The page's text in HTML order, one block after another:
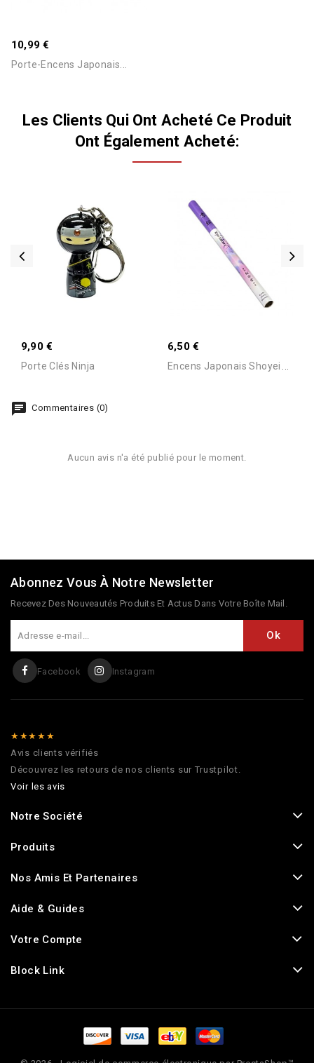
10,99 €
Porte-Encens Japonais...
Les Clients Qui Ont Acheté Ce Produit
Ont Également Acheté:
9,90 €
Porte Clés Ninja
Consulter Pour Connaitre
6,50 €
E
Ncens Japonais Shoyeido...
Commentaires (0)
Aucun avis n'a été publié pour le moment.
Abonnez Vous À Notre Newsletter
Recevez Des Nouveautés Produits Et Actus Dans Votre Boîte Mail.
Facebook Instagram
★★★★★
Avis clients vérifiés
Découvrez les retours de nos clients sur Trustpilot.
Voir les avis
Notre Société
Produits
Nos Amis Et Partenaires
Aide & Guides
Votre Compte
Block Link